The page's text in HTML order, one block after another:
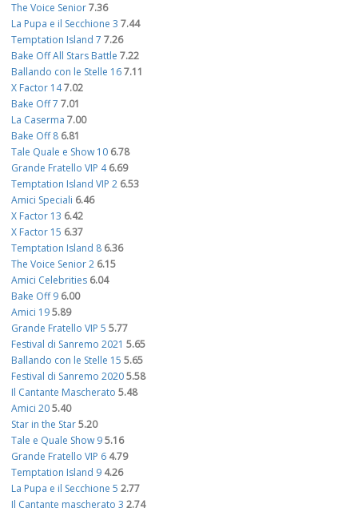
The Voice Senior7.36
La Pupa e il Secchione 3 7.44
Temptation Island 7 7.26
Bake Off All Stars Battle 7.22
Ballando con le Stelle 167.11
X Factor 147.02
Bake Off 7 7.01
La Caserma 7.00
Bake Off 8 6.81
Tale Quale e Show 10 6.78
Grande Fratello VIP 4 6.69
Temptation Island VIP 2 6.53
Amici Speciali 6.46
X Factor 13 6.42
X Factor 15 6.37
Temptation Island 8 6.36
The Voice Senior 2 6.15
Amici Celebrities 6.04
Bake Off 9 6.00
Amici 195.89
Grande Fratello VIP 5 5.77
Festival di Sanremo 2021 5.65
Ballando con le Stelle 15 5.65
Festival di Sanremo 20205.58
Il Cantante Mascherato 5.48
Amici 205.40
Star in the Star5.20
Tale e Quale Show 95.16
Grande Fratello VIP 6 4.79
Temptation Island 9 4.26
La Pupa e il Secchione 5 2.77
Il Cantante mascherato 3 2.74